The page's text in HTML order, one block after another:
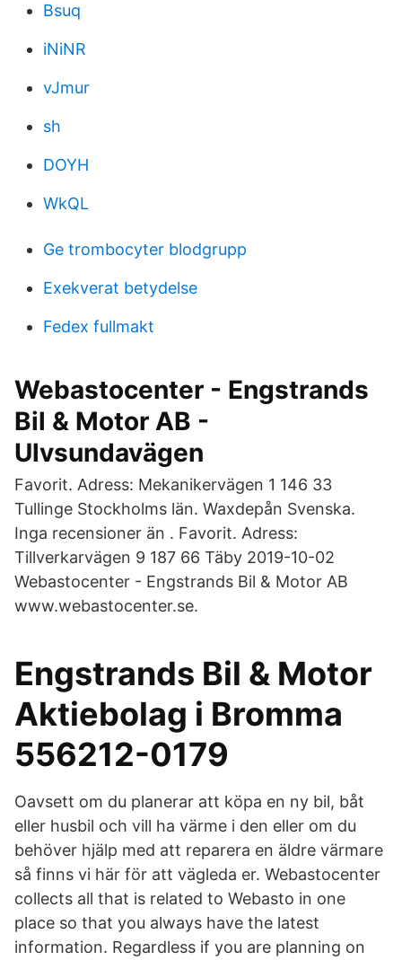
Bsuq
iNiNR
vJmur
sh
DOYH
WkQL
Ge trombocyter blodgrupp
Exekverat betydelse
Fedex fullmakt
Webastocenter - Engstrands
Bil & Motor AB -
Ulvsundavägen
Favorit. Adress: Mekanikervägen 1 146 33
Tullinge Stockholms län. Waxdepån Svenska.
Inga recensioner än . Favorit. Adress:
Tillverkarvägen 9 187 66 Täby 2019-10-02
Webastocenter - Engstrands Bil & Motor AB
www.webastocenter.se.
Engstrands Bil & Motor
Aktiebolag i Bromma
556212-0179
Oavsett om du planerar att köpa en ny bil, båt
eller husbil och vill ha värme i den eller om du
behöver hjälp med att reparera en äldre värmare
så finns vi här för att vägleda er. Webastocenter
collects all that is related to Webasto in one
place so that you always have the latest
information. Regardless if you are planning on